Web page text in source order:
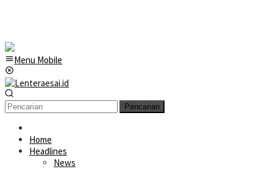
Menu Mobile
Pencarian
Home
Headlines
News